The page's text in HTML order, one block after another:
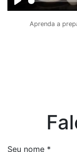
Play
Aprenda a
Seu nome *